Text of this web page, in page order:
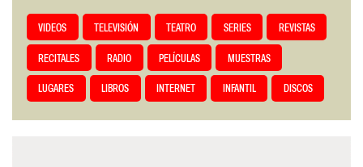
VIDEOS TELEVISIÓN TEATRO SERIES REVISTAS
RECITALES RADIO PELÍCULAS MUESTRAS
LUGARES LIBROS INTERNET INFANTIL DISCOS